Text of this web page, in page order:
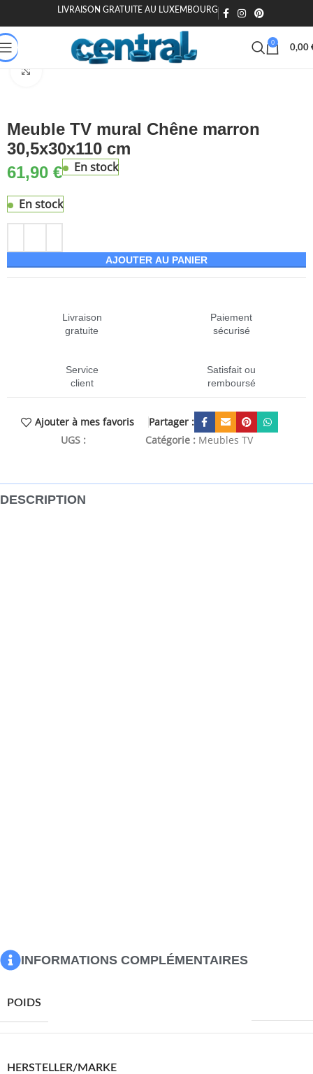
LIVRAISON GRATUITE AU LUXEMBOURG
0
0,00
Accueil Maison & Jardin Meuble Meubles TV
Meuble TV mural Chêne marron
30,5x30x110 cm
61,90 € En stock
En stock
AJOUTER AU PANIER
Livraison
gratuite
Paiement
sécurisé
Service
client
Satisfait ou
remboursé
Ajouter à mes favoris
Partager :
UGS :
Catégorie : Meubles TV
DESCRIPTION
INFORMATIONS COMPLÉMENTAIRES
POIDS
HERSTELLER/MARKE
🎁 20€ offerts dès 200€ - Code : MOIEN20🏷️ 15€ dès 120€ -